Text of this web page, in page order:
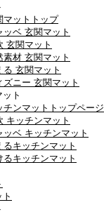
マットトップ
ッベ 玄関マット
玄関マット
素材 玄関マット
る 玄関マット
ズニー 玄関マット
ト
チンマットトップページ
キッチンマット
ッベ キッチンマット
るキッチンマット
るキッチンマット